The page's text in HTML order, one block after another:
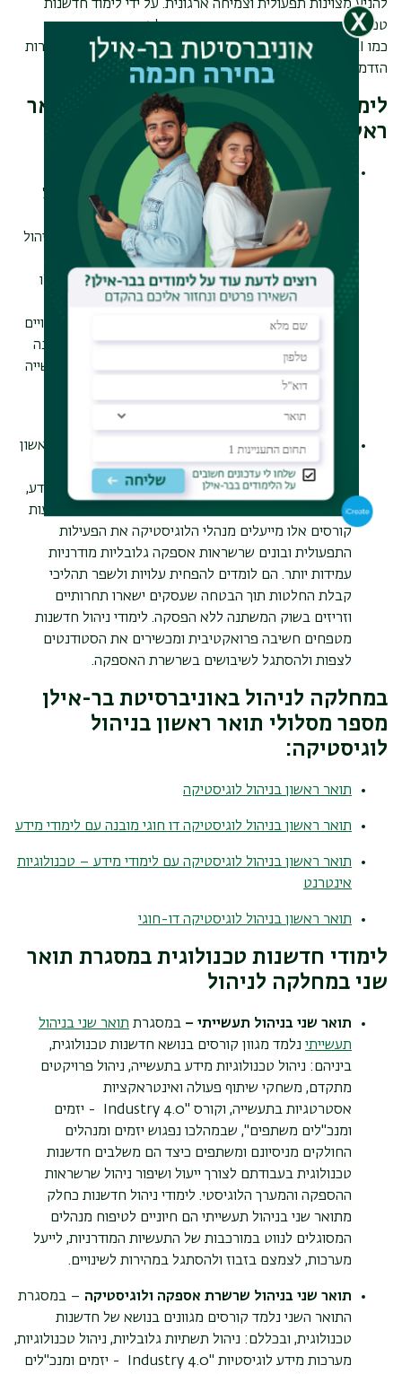
להניע מצוינות תפעולית וצמיחה ארגונית. על ידי לימוד חדשנות
טכנולוגית, הסטודנטים מבינים כיצד טכנולוגיות מתפתחות –
כמו AI
, בלוקצ'יין וייצור מתקדם - מעצבות מחדש תעשיות ויוצרות
הזדמנויות חדשות.
לימודי חדשנות טכנולוגית במסגרת תואר
ראשון במחלקה לניהול
תואר ראשון בניהול טכנולוגי –במסגרת לימודי
ראשון בניהול טכנולוגיה
נלמד מגוון קורסים בנושא ניהול
חדשנות וחדשנות טכנולוגית. נלמד על קבלת החלטות
במערכות עתירות טכנולוגיה, ניהול ועיצוב מוצר, יזמות, ניהול
פרויקטים, בינה עסקית, ניהול טכנולוגיות, עיצוב בסיסי
נתונים, מבוא לתכנות בשפת פייתון ועוד. דרך קורסים אלו
הסטודנטים מפתחים את היכולת לזהות, להעריך וליישם
חידושים טכנולוגיים, מה שמבטיח הסתגלות מהירה לשינויים
ולשיבושים וניצול של הזדמנויות חדשות. יתרה מכך, ההבנה
כיצד לנהל חדשנות מציידת את מנהלי הטכנולוגיה התעשייה
בכלים אסטרטגיים להוביל יוזמות מחקר ופיתוח ולטפח
תואר ראשון בניהול לוגיסטיקה –
במסגרת התואר הראשון
בניהול לוגיסטיקה נלמד קורסים כמומערכות מידע
לוגיסטיות ,מבוא לתכנות בשפת פייתון, ניהול מערכות מידע,
תמיכה לוגיסטית משולבת, ניהול פרויקטים ועוד. באמצעות
קורסים אלו מייעלים מנהלי הלוגיסטיקה את הפעילות
התפעולית ובונים שרשראות אספקה גלובליות מודרניות
עמידות יותר. הם לומדים להפחית עלויות ולשפר תהליכי
קבלת החלטות תוך הבטחה שעסקים ישארו תחרותיים
וזריזים בשוק המשתנה ללא הפסקה. לימודי ניהול חדשנות
מטפחים חשיבה פרואקטיבית ומכשירים את הסטודנטים
לצפות ולהסתגל לשיבושים בשרשרת האספקה.
במחלקה לניהול באוניברסיטת בר-אילן
מספר מסלולי תואר ראשון בניהול
לוגיסטיקה:
תואר ראשון בניהול לוגיסטיקה
תואר ראשון בניהול לוגיסטיקה דו חוגי מובנה עם לימודי מידע
תואר ראשון בניהול לוגיסטיקה עם לימודי מידע – טכנולוגיות
אינטרנט
תואר ראשון בניהול לוגיסטיקה דו-חוגי
לימודי חדשנות טכנולוגית במסגרת תואר
שני במחלקה לניהול
תואר שני בניהול תעשייתי – במסגרת תואר שני בניהול
תעשייתי נלמד מגוון קורסים בנושא חדשנות טכנולוגית,
ביניהם: ניהול טכנולוגיות מידע בתעשייה, ניהול פרויקטים
מתקדם, משחקי שיתוף פעולה ואינטראקציות
אסטרטגיות בתעשייה, וקורס "Industry 4.0
- יזמים
ומנכ"לים משתפים", שבמהלכו נפגוש יזמים ומנהלים
החולקים מניסיונם ומשתפים כיצד הם משלבים חדשנות
טכנולוגית בעבודתם לצורך ייעול ושיפור ניהול שרשראות
ההספקה והמערך הלוגיסטי. לימודי ניהול חדשנות כחלק
מתואר שני בניהול תעשייתי הם חיוניים לטיפוח מנהלים
המסוגלים לנווט במורכבות של התעשיות המודרניות, לייעל
מערכות, לצמצם בזבוז ולהסתגל במהירות לשינויים.
תואר שני בניהול שרשרת אספקה ולוגיסטיקה – במסגרת
התואר השני נלמד קורסים מגוונים בנושא של חדשנות
טכנולוגית, ובכללם: ניהול תשתיות גלובליות, ניהול טכנולוגיות,
מערכות מידע לוגיסטיות "
Industry 4.0
- יזמים ומנכ"לים